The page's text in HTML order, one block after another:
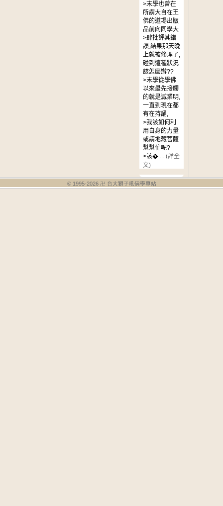
>末學也曾在
所謂大自在王
佛的道場出版
品前向同學大
>肆批評其錯
誤,結果那天晚
上就被修理了,
碰到這種狀況
該怎麼辦??
>末學從學佛
以來最先接觸
的就是滅業明,
一直到現在都
有在持誦,
>我該如何利
用自身的力量
或請地藏菩薩
幫幫忙呢?
>該� ... (詳全
文)
© 1995-2026 卍 台大獅子吼佛學專站